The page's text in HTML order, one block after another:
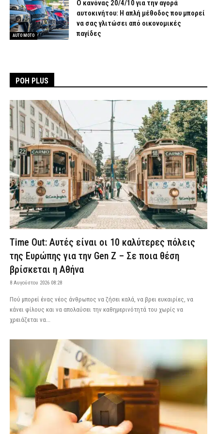
AUTO MOTO
Ο κανόνας 20/4/10 για την αγορά
αυτοκινήτου: Η απλή μέθοδος που μπορεί
να σας γλιτώσει από οικονομικές
παγίδες
ΡΟΗ PLUS
Time Out: Αυτές είναι οι 10 καλύτερες πόλεις
της Ευρώπης για την Gen Z – Σε ποια θέση
βρίσκεται η Αθήνα
8 Αυγούστου 2026 08:28
Πού μπορεί ένας νέος άνθρωπος να ζήσει καλά, να βρει ευκαιρίες, να
κάνει φίλους και να απολαύσει την καθημερινότητά του χωρίς να
χρειάζεται να...